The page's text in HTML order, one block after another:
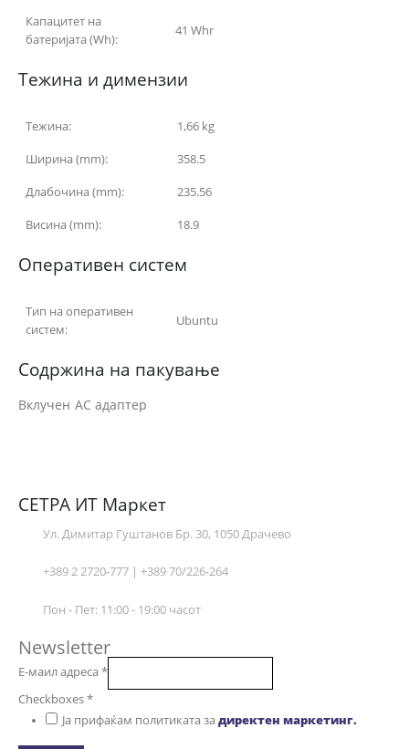
Капацитет на
батеријата (Wh):
41 Whr
Тежина и димензии
Тежина:
1,66 kg
Ширина (mm):
358.5
Длабочина (mm):
235.56
Висина (mm):
18.9
Оперативен систем
Тип на оперативен
систем:
Ubuntu
Содржина на пакување
Вклучен AC адаптер
СЕТРА ИТ Маркет
Ул. Димитар Гуштанов Бр. 30, 1050 Драчево
+389 2 2720-777 | +389 70/226-264
Пон - Пет: 11:00 - 19:00 часот
Newsletter
Е-маил адреса*
Checkboxes*
Ја прифаќам политиката задиректен маркетинг.